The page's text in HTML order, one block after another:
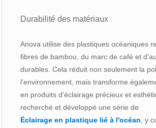
Durabilité des matériaux
Anova utilise des plastiques océaniques
fibres de bambou, du marc de café et
durables. Cela réduit non seulement la
l’environnement, mais transforme
en produits d’éclairage précieux et
recherché et développé une série de
Éclairage en plastique lié à l'océan , y